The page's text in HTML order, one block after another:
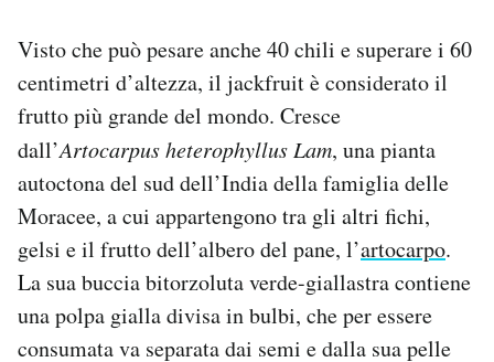
Visto che può pesare anche 40 chili e superare i 60
centimetri d’altezza, il jackfruit è considerato il
frutto più grande del mondo. Cresce
dall’Artocarpus heterophyllus Lam, una pianta
autoctona del sud dell’India della famiglia delle
Moracee, a cui appartengono tra gli altri fichi,
gelsi e il frutto dell’albero del pane, l’artocarpo.
La sua buccia bitorzoluta verde-giallastra contiene
una polpa gialla divisa in bulbi, che per essere
consumata va separata dai semi e dalla sua pelle